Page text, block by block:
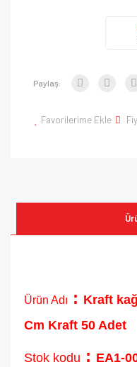
Paylaş:
Favorilerime Ekle
Ürün Adı : Kraft
Cm Kraft 50 Adet
Stok kodu : EA1-